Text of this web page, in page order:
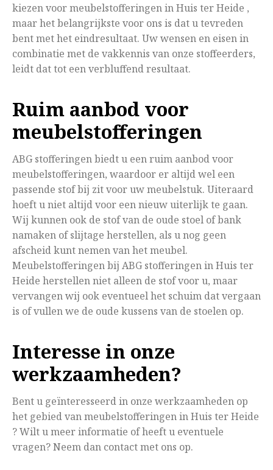
kiezen voor meubelstofferingen in Huis ter Heide ,
maar het belangrijkste voor ons is dat u tevreden
bent met het eindresultaat. Uw wensen en eisen in
combinatie met de vakkennis van onze stoffeerders,
leidt dat tot een verbluffend resultaat.
Ruim aanbod voor
meubelstofferingen
ABG stofferingen biedt u een ruim aanbod voor
meubelstofferingen, waardoor er altijd wel een
passende stof bij zit voor uw meubelstuk. Uiteraard
hoeft u niet altijd voor een nieuw uiterlijk te gaan.
Wij kunnen ook de stof van de oude stoel of bank
namaken of slijtage herstellen, als u nog geen
afscheid kunt nemen van het meubel.
Meubelstofferingen bij ABG stofferingen in Huis ter
Heide herstellen niet alleen de stof voor u, maar
vervangen wij ook eventueel het schuim dat vergaan
is of vullen we de oude kussens van de stoelen op.
Interesse in onze
werkzaamheden?
Bent u geïnteresseerd in onze werkzaamheden op
het gebied van meubelstofferingen in Huis ter Heide
? Wilt u meer informatie of heeft u eventuele
vragen? Neem dan contact met ons op.